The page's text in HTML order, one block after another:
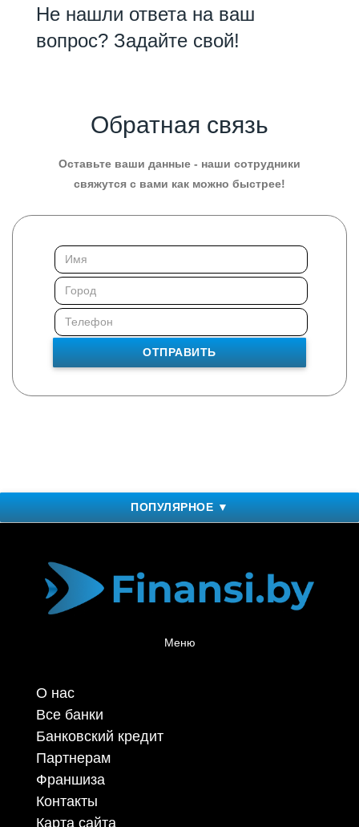
Не нашли ответа на ваш
вопрос? Задайте свой!
Обратная связь
Оставьте ваши данные - наши сотрудники
свяжутся с вами как можно быстрее!
ОТПРАВИТЬ
ПОПУЛЯРНОЕ ▼
Меню
О нас
Все банки
Банковский кредит
Партнерам
Франшиза
Контакты
Карта сайта